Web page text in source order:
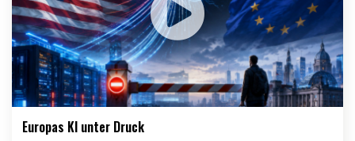
Europas KI unter Druck